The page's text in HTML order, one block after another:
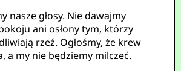
nasze głosy. Nie dawajmy
ani osłony tym, którzy
rzeź. Ogłośmy, że krew
a my nie będziemy milczeć.